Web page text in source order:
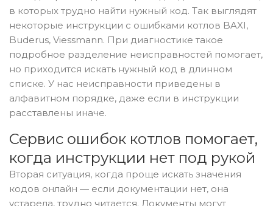
в которых трудно найти нужный код. Так выглядят
некоторые инструкции с ошибками котлов BAXI,
Buderus, Viessmann. При диагностике такое
подробное разделение неисправностей помогает,
но приходится искать нужный код в длинном
списке. У нас неисправности приведены в
алфавитном порядке, даже если в инструкции
расставлены иначе.
Сервис ошибок котлов помогает,
когда инструкции нет под рукой
Вторая ситуация, когда проще искать значения
кодов онлайн — если документации нет, она
устарела, трудно читается. Документы могут